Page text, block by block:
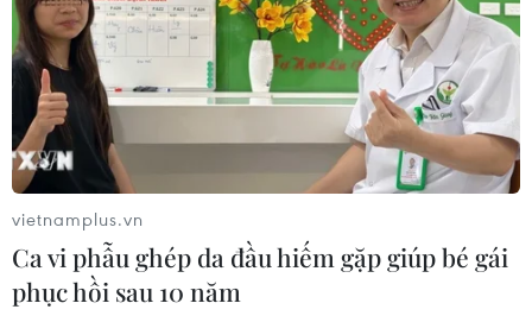
vietnamplus.vn
Ca vi phẫu ghép da đầu hiếm gặp giúp bé gái
phục hồi sau 10 năm